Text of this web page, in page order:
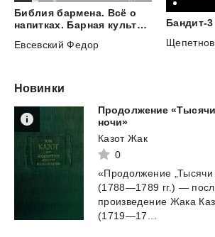
Библия бармена. Всё о
напитках. Барная культура. Коктейльная революция
Евсевский Федор
Бандит-3
Новинки
Продолжение
ночи»
Казот Жак
0
«Продолжение
(1788—1789 гг.) —
произведение Жака
(1719—17...